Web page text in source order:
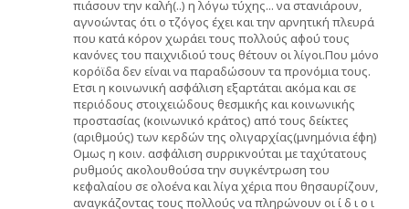
πιάσουν την καλή(..) η λόγω τύχης... να στανιάρουν,
αγνοώντας ότι ο τζόγος έχει και την αρνητική πλευρά
που κατά κόρον χωράει τους πολλούς αφού τους
κανόνες του παιχνιδιού τους θέτουν οι λίγοι.Που μόνο
κορόϊδα δεν είναι να παραδώσουν τα προνόμια τους.
Ετσι η κοινωνική ασφάλιση εξαρτάται ακόμα και σε
περιόδους στοιχειώδους θεσμικής και κοινωνικής
προστασίας (κοινωνικό κράτος) από τους δείκτες
(αριθμούς) των κερδών της ολιγαρχίας(μνημόνια έφη)
Ομως η κοιν. ασφάλιση συρρικνούται με ταχύτατους
ρυθμούς ακολουθούσα την συγκέντρωση του
κεφαλαίου σε ολοένα και λίγα χέρια που θησαυρίζουν,
αναγκάζοντας τους πολλούς να πληρώνουν οι ί δ ι ο ι